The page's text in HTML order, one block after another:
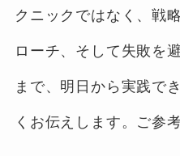
クニックではなく、戦
ローチ、そして失敗を
まで、明日から実践で
くお伝えします。ご参